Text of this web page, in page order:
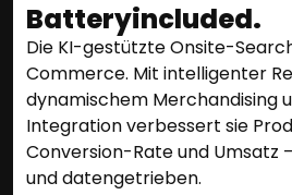
Batteryincluded.
Die KI-gestützte Onsite-
Commerce. Mit intelligenter
dynamischem Merchandising
Integration verbessert sie
Conversion-Rate und Umsatz
und datengetrieben.